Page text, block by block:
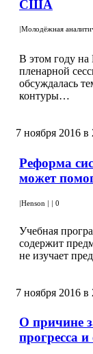
США
Молодёжная
В этом году на
пленарной
обсуждалась
контуры…
7 ноября 2016 в
Реформа
может
|Henson | | 0
Учебная
содержит
не изучает
7 ноября 2016 в
О причине
прогресса и